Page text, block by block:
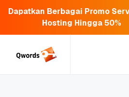
Dapatkan Berbagai Promo
Hosting Hingga 50%